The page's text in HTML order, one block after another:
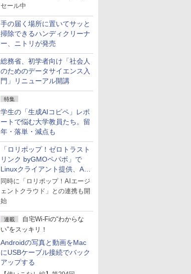
セール中
手の届く場所に置いてサッと
掃除できるハンディクリーナ
ー、ニトリが発売
総務省、初学者向け「社会人
のためのデータサイエンス入
門」リニューアル開講
特集
学生の「生成AIコピペ」レポ
ートで悩む大学教員たち。留
年・落単・減点も
「ロリポップ！ゼロトラスト
リンク byGMOペパボ」で
Linuxクライアント提供、AI
エージェントの接続が容易に
同時に「ロリポップ！AIエージ
ェントクラウド」との連携も開
始
連載
自宅Wi-Fiの“わからな
い”をスッキリ！
Androidの写真と動画をMac
にUSBケーブル接続でバック
アップする